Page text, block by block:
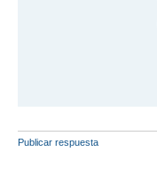
Publicar respuesta